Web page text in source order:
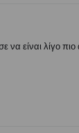
είναι λίγο πιο